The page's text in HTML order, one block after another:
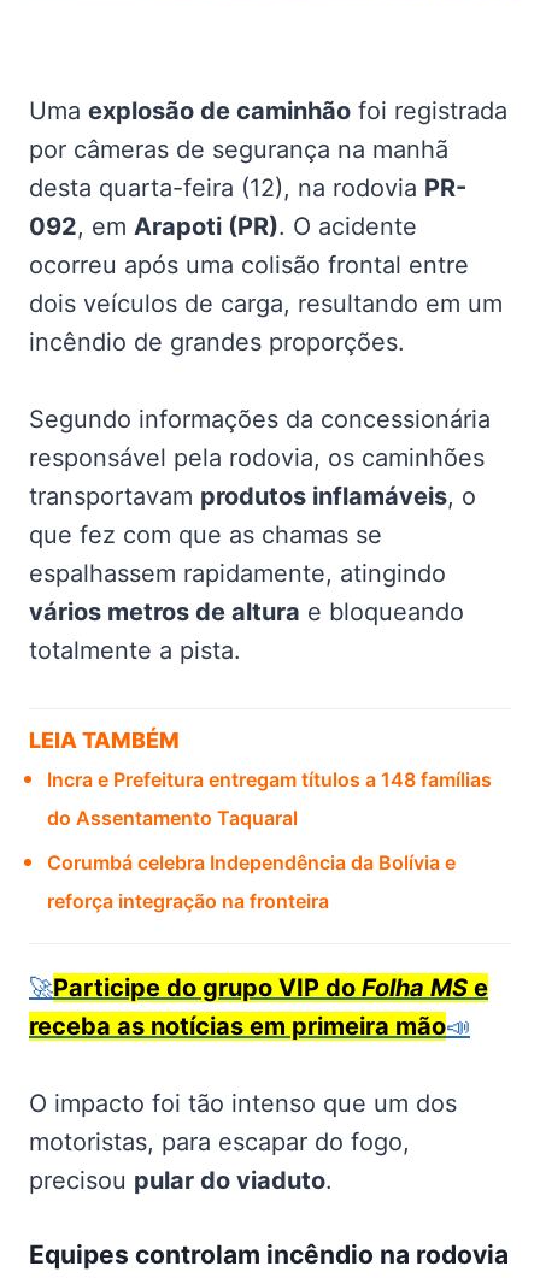
Uma explosão de caminhão foi registrada
por câmeras de segurança na manhã
desta quarta-feira (12), na rodovia PR-
092, em Arapoti (PR). O acidente
ocorreu após uma colisão frontal entre
dois veículos de carga, resultando em um
incêndio de grandes proporções.
Segundo informações da concessionária
responsável pela rodovia, os caminhões
transportavam produtos inflamáveis, o
que fez com que as chamas se
espalhassem rapidamente, atingindo
vários metros de altura e bloqueando
totalmente a pista.
LEIA TAMBÉM
Incra e Prefeitura entregam títulos a 148 famílias
do Assentamento Taquaral
Corumbá celebra Independência da Bolívia e
reforça integração na fronteira
🚀Participe do grupo VIP do Folha MS e
receba as notícias em primeira mão📣
O impacto foi tão intenso que um dos
motoristas, para escapar do fogo,
precisou pular do viaduto.
Equipes controlam incêndio na rodovia